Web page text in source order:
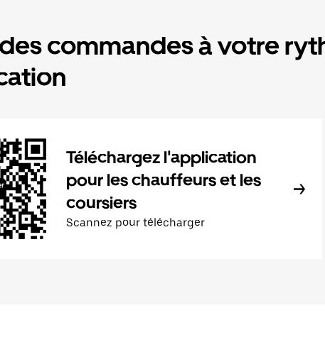
commandes à votre
Téléchargez l'application
pour les chauffeurs et les
coursiers
Scannez pour télécharger